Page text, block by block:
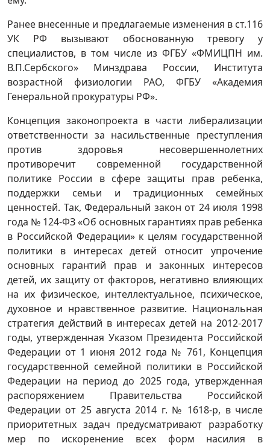
Ранее внесенные и предлагаемые изменения в ст.116
УК РФ вызывают обоснованную тревогу у
специалистов, в том числе из ФГБУ «ФМИЦПН им.
В.П.Сербского» Минздрава России, Института
возрастной физиологии РАО, ФГБУ «Академия
Генеральной прокуратуры РФ».
Концепция законопроекта в части либерализации
ответственности за насильственные преступления
против здоровья несовершеннолетних
противоречит современной государственной
политике России в сфере защиты прав ребенка,
поддержки семьи и традиционных семейных
ценностей. Так, Федеральный закон от 24 июля 1998
года № 124-ФЗ «Об основных гарантиях прав ребенка
в Российской Федерации» к целям государственной
политики в интересах детей относит упрочение
основных гарантий прав и законных интересов
детей, их защиту от факторов, негативно влияющих
на их физическое, интеллектуальное, психическое,
духовное и нравственное развитие. Национальная
стратегия действий в интересах детей на 2012-2017
годы, утвержденная Указом Президента Российской
Федерации от 1 июня 2012 года № 761, Концепция
государственной семейной политики в Российской
Федерации на период до 2025 года, утвержденная
распоряжением Правительства Российской
Федерации от 25 августа 2014 г. № 1618-р, в числе
приоритетных задач предусматривают разработку
мер по искоренение всех форм насилия в